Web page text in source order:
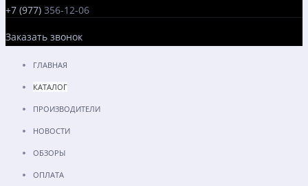
+7 (977) 356-12-06
Заказать звонок
ГЛАВНАЯ
КАТАЛОГ
ПРОИЗВОДИТЕЛИ
НОВОСТИ
ОБЗОРЫ
ОПЛАТА